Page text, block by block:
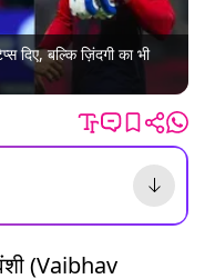
दिए, बल्कि ज़िंदगी का भी
(Vaibhav